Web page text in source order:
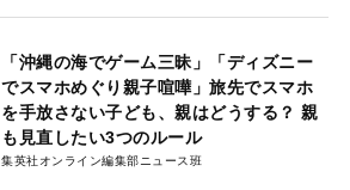
「沖縄の海でゲーム三昧」「ディズニー
でスマホめぐり親子喧嘩」旅先でスマホ
を手放さない子ども、親はどうする？ 親
も見直したい3つのルール
集英社オンライン編集部ニュース班